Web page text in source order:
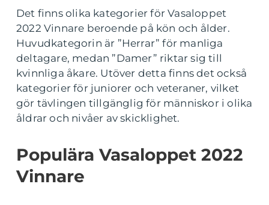
Det finns olika kategorier för Vasaloppet
2022 Vinnare beroende på kön och ålder.
Huvudkategorin är ”Herrar” för manliga
deltagare, medan ”Damer” riktar sig till
kvinnliga åkare. Utöver detta finns det också
kategorier för juniorer och veteraner, vilket
gör tävlingen tillgänglig för människor i olika
åldrar och nivåer av skicklighet.
Populära Vasaloppet 2022
Vinnare